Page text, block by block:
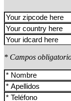
* Campos